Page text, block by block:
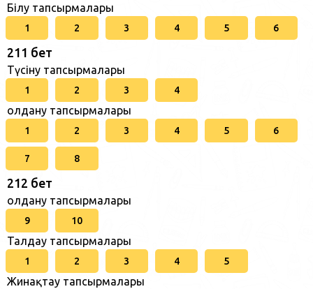
Білу тапсырмалары
1 2 3 4 5 6
211 бет
Түсіну тапсырмалары
1 2 3 4
Қолдану тапсырмалары
1 2 3 4 5 6
7 8
212 бет
Қолдану тапсырмалары
9 10
Талдау тапсырмалары
1 2 3 4 5
Жинақтау тапсырмалары